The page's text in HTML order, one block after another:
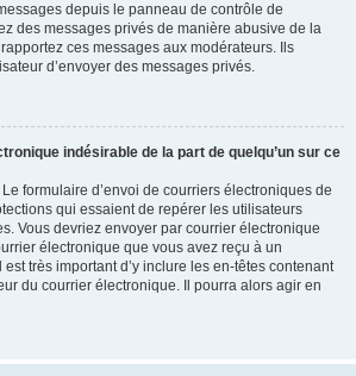
depuis le panneau de contrôle de
des messages privés de manière abusive de la
ces messages aux modérateurs. Ils
d’envoyer des messages privés.
indésirable de la part de quelqu’un sur ce
formulaire d’envoi de courriers électroniques de
qui essaient de repérer les utilisateurs
Vous devriez envoyer par courrier électronique
électronique que vous avez reçu à un
très important d’y inclure les en-têtes contenant
du courrier électronique. Il pourra alors agir en